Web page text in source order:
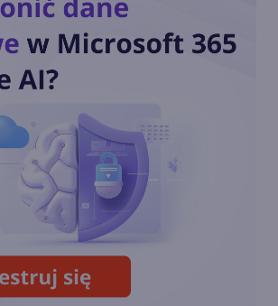
Insider 8.112
Transmitowanie z dwóch
8.110.76.102
Ulepszone wiadomości
systemowe połączeń Skype
(8.108)